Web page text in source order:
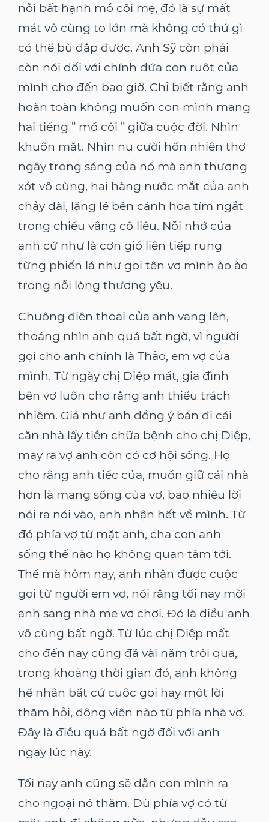
nỗi bất hạnh mồ côi mẹ, đó là sự mất
mát vô cùng to lớn mà không có thứ gì
có thể bù đắp được. Anh Sỹ còn phải
còn nói dối với chính đứa con ruột của
mình cho đến bao giờ. Chỉ biết rằng anh
hoàn toàn không muốn con mình mang
hai tiếng ” mồ côi ” giữa cuộc đời. Nhìn
khuôn mặt. Nhìn nụ cười hồn nhiên thơ
ngây trong sáng của nó mà anh thương
xót vô cùng, hai hàng nước mắt của anh
chảy dài, lặng lẽ bên cánh hoa tím ngắt
trong chiều vắng cô liêu. Nỗi nhớ của
anh cứ như là cơn gió liên tiếp rung
từng phiến lá như gọi tên vợ mình ào ào
trong nỗi lòng thương yêu.
Chuông điện thoại của anh vang lên,
thoáng nhìn anh quá bất ngờ, vì người
gọi cho anh chính là Thảo, em vợ của
mình. Từ ngày chị Diệp mất, gia đình
bên vợ luôn cho rằng anh thiếu trách
nhiệm. Giá như anh đồng ý bán đi cái
căn nhà lấy tiền chữa bệnh cho chị Diệp,
may ra vợ anh còn có cơ hội sống. Họ
cho rằng anh tiếc của, muốn giữ cái nhà
hơn là mạng sống của vợ, bao nhiêu lời
nói ra nói vào, anh nhận hết về mình. Từ
đó phía vợ từ mặt anh, cha con anh
sống thế nào họ không quan tâm tới.
Thế mà hôm nay, anh nhận được cuộc
gọi từ người em vợ, nói rằng tối nay mời
anh sang nhà mẹ vợ chơi. Đó là điều anh
vô cùng bất ngờ. Từ lúc chị Diệp mất
cho đến nay cũng đã vài năm trôi qua,
trong khoảng thời gian đó, anh không
hề nhận bất cứ cuộc gọi hay một lời
thăm hỏi, động viên nào từ phía nhà vợ.
Đây là điều quá bất ngờ đối với anh
ngay lúc này.
Tối nay anh cũng sẽ dẫn con mình ra
cho ngoại nó thăm. Dù phía vợ có từ